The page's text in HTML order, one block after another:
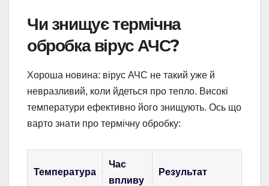
Чи знищує термічна
обробка вірус АЧС?
Хороша новина: вірус АЧС не такий уже й
невразливий, коли йдеться про тепло. Високі
температури ефективно його знищують. Ось що
варто знати про термічну обробку:
Температура
Час
впливу
Результат